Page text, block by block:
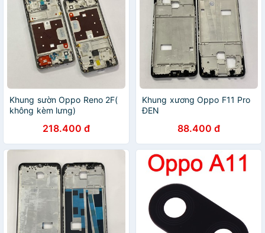
Khung sườn Oppo Reno 2F(
không kèm lưng)
218.400 đ
Khung xương Oppo F11 Pro
ĐEN
88.400 đ